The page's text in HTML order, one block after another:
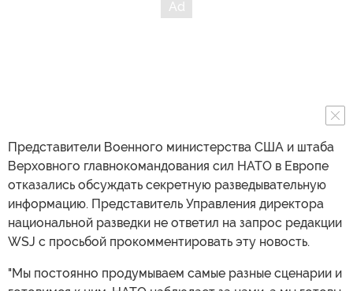
Представители Военного министерства США и штаба
Верховного главнокомандования сил НАТО в Европе
отказались обсуждать секретную разведывательную
информацию. Представитель Управления директора
национальной разведки не ответил на запрос редакции
WSJ с просьбой прокомментировать эту новость.
"Мы постоянно продумываем самые разные сценарии и